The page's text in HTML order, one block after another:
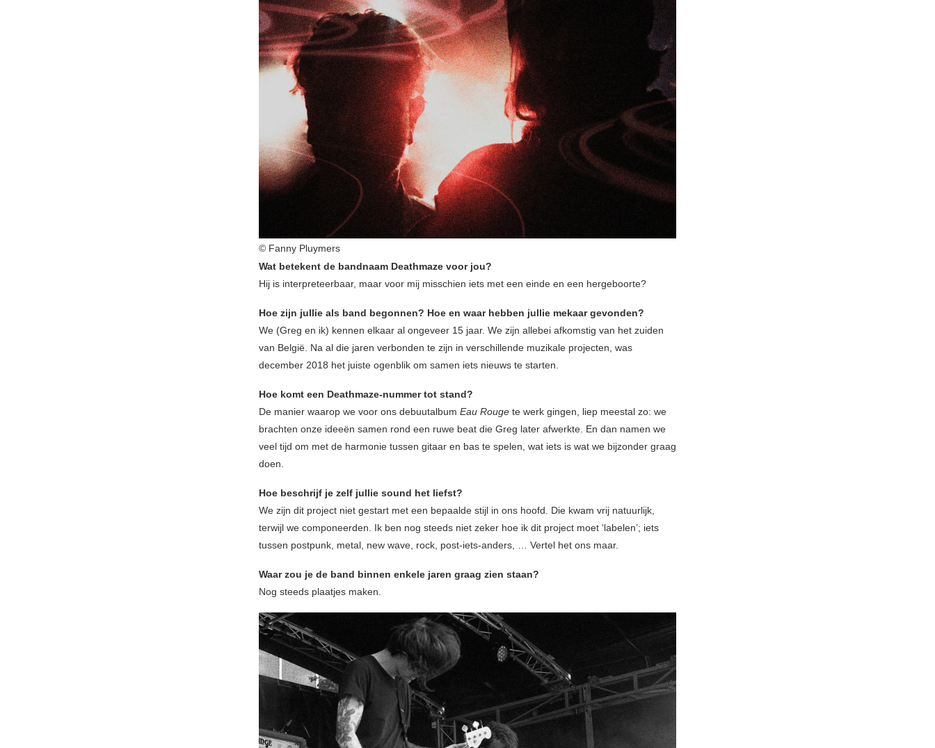
© Fanny Pluymers
Wat betekent de bandnaam Deathmaze voor jou?
Hij is interpreteerbaar, maar voor mij misschien iets met een einde en een hergeboorte?
Hoe zijn jullie als band begonnen? Hoe en waar hebben jullie mekaar gevonden?
We (Greg en ik) kennen elkaar al ongeveer 15 jaar. We zijn allebei afkomstig van het zuiden
van België. Na al die jaren verbonden te zijn in verschillende muzikale projecten, was
december 2018 het juiste ogenblik om samen iets nieuws te starten.
Hoe komt een Deathmaze-nummer tot stand?
De manier waarop we voor ons debuutalbum Eau Rouge te werk gingen, liep meestal zo: we
brachten onze ideeën samen rond een ruwe beat die Greg later afwerkte. En dan namen we
veel tijd om met de harmonie tussen gitaar en bas te spelen, wat iets is wat we bijzonder graag
doen.
Hoe beschrijf je zelf jullie sound het liefst?
We zijn dit project niet gestart met een bepaalde stijl in ons hoofd. Die kwam vrij natuurlijk,
terwijl we componeerden. Ik ben nog steeds niet zeker hoe ik dit project moet ‘labelen’; iets
tussen postpunk, metal, new wave, rock, post-iets-anders, … Vertel het ons maar.
Waar zou je de band binnen enkele jaren graag zien staan?
Nog steeds plaatjes maken.